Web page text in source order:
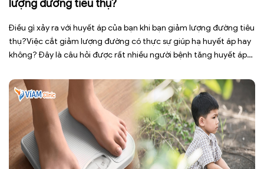
lượng đường tiêu thụ?
Điều gì xảy ra với huyết áp của bạn khi bạn giảm lượng đường tiêu
thụ?Việc cắt giảm lượng đường có thực sự giúp hạ huyết áp hay
không? Đây là câu hỏi được rất nhiều người bệnh tăng huyết áp
[…]